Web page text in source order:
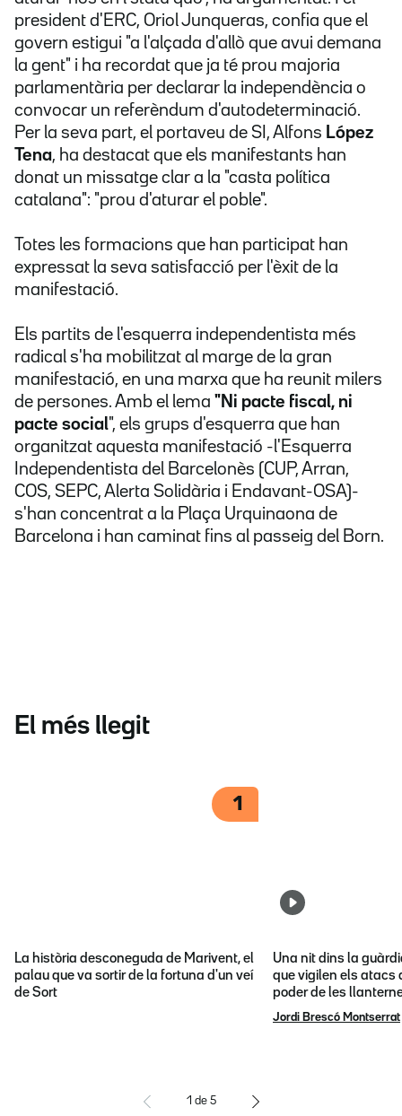
president d'ERC, Oriol Junqueras, confia que el
govern estigui "a l'alçada d'allò que avui demana
la gent" i ha recordat que ja té prou majoria
parlamentària per declarar la independència o
convocar un referèndum d'autodeterminació.
Per la seva part, el portaveu de SI, Alfons López
Tena, ha destacat que els manifestants han
donat un missatge clar a la "casta política
catalana": "prou d'aturar el poble".
Totes les formacions que han participat han
expressat la seva satisfacció per l'èxit de la
manifestació.
Els partits de l'esquerra independentista més
radical s'ha mobilitzat al marge de la gran
manifestació, en una marxa que ha reunit milers
de persones. Amb el lema "Ni pacte fiscal, ni
pacte social", els grups d'esquerra que han
organitzat aquesta manifestació -l'Esquerra
Independentista del Barcelonès (CUP, Arran,
COS, SEPC, Alerta Solidària i Endavant-OSA)-
s'han concentrat a la Plaça Urquinaona de
Barcelona i han caminat fins al passeig del Born.
El més llegit
1
La història desconeguda de Marivent, el
palau que va sortir de la fortuna d'un veí
de Sort
Una nit dins la
que vigilen els atacs
poder de les
Jordi Brescó Montserrat
1 de 5